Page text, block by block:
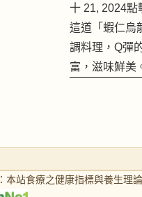
十 21, 2024點
這道「蝦仁烏
調料理，Q彈
富，滋味鮮美
：本站食療之健康指標與養生理